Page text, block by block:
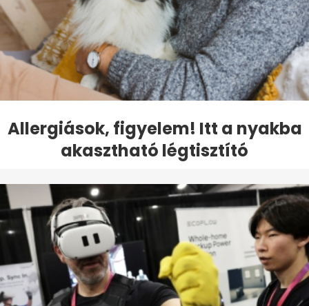
Allergiások, figyelem! Itt a nyakba
akasztható légtisztító